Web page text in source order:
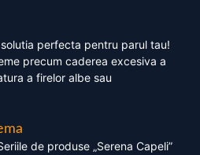
perfecta pentru parul tau!
precum caderea excesiva a
a firelor albe sau
de produse „Serena Capeli”